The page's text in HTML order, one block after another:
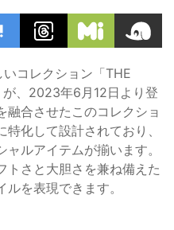
コレクション「THE
、2023年6月12日より登
融合させたこのコレクショ
化して設計されており、
ルアイテムが揃います。
トさと大胆さを兼ね備えた
を表現できます。